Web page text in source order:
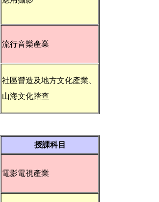
流行音樂產業
社區營造及地方文化產業、
山海文化踏查
授課科目
電影電視產業